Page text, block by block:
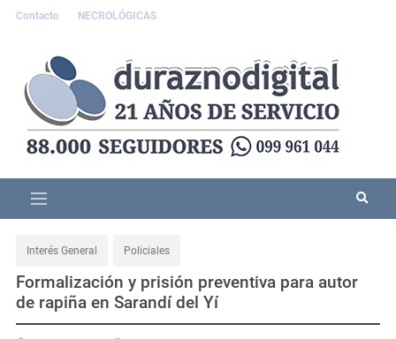
Contacto NECROLÓGICAS
Interés General Policiales
Formalización y prisión preventiva para autor
de rapiña en Sarandí del Yí